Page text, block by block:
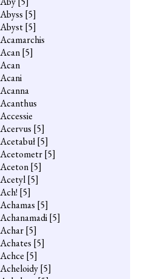
Abyss [5]
Abyst[5]
Acamarchis
Acan[5]
Acan
Acani
Acanna
Acanthus
Accessie
Acervus [5]
Acetabuł[5]
Acetometr[5]
Aceton[5]
Acetyl[5]
Ach! [5]
Achamas [5]
Achanamadi[5]
Achar[5]
Achates [5]
Achce [5]
Acheloidy[5]